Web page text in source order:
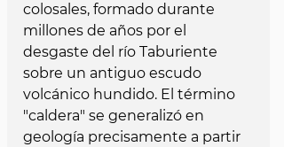
colosales, formado durante
millones de años por el
desgaste del río Taburiente
sobre un antiguo escudo
volcánico hundido. El término
"caldera" se generalizó en
geología precisamente a partir